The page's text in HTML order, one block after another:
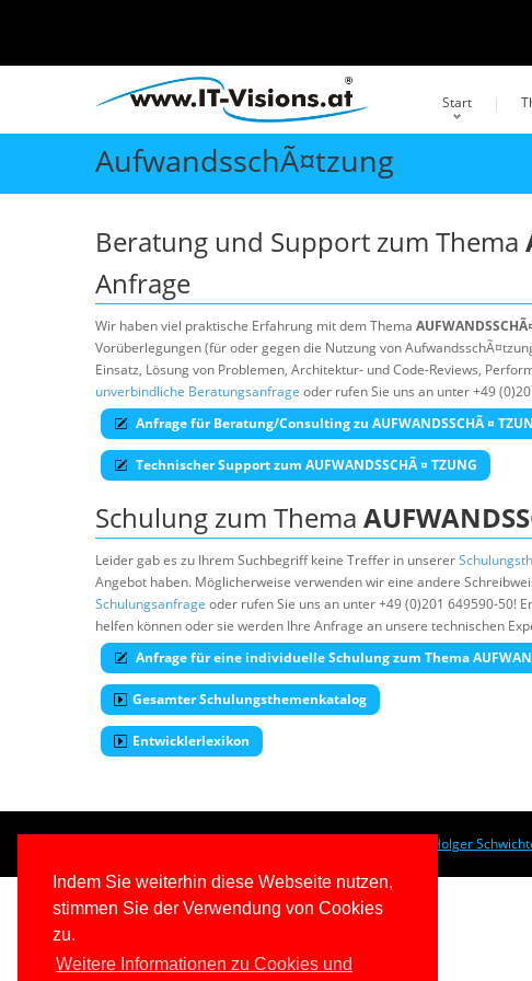
Indem Sie weiterhin diese Webseite nutzen,
stimmen Sie der Verwendung von Cookies
zu.
Weitere Informationen zu Cookies und
Start
AufwandsschÃ¤tzung
Beratung und Support zum Thema
Anfrage
Wir haben viel praktische Erfahrung mit dem Thema
Vorüberlegungen (für oder gegen die Nutzung von
Einsatz, Lösung von Problemen, Architektur- und Code-Reviews,
unverbindliche Beratungsanfrage oder rufen Sie uns an unter +49
Anfrage für Beratung/Consulting zu AUFWANDSSCHÃ ¤
Technischer Support zum AUFWANDSSCHÃ ¤ TZUNG
Schulung zum Thema
Leider gab es zu Ihrem Suchbegriff keine Treffer in unserer
Angebot haben. Möglicherweise verwenden wir eine andere
Schulungsanfrage oder rufen Sie uns an unter +49 (0)201 649590-50!
helfen können oder sie werden Ihre Anfrage an unsere technischen
Anfrage für eine individuelle Schulung zum Thema
Gesamter Schulungsthemenkatalog
Entwicklerlexikon
Dr. Holger